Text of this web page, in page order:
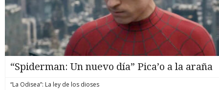
“Spiderman: Un nuevo día” Pica’o a la araña
“La Odisea”: La ley de los dioses